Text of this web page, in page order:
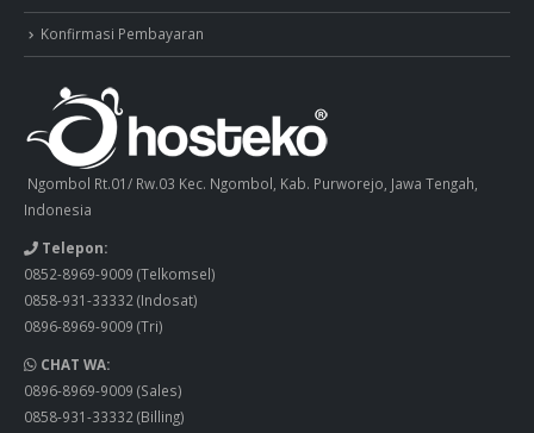
Konfirmasi Pembayaran
Ngombol Rt.01/ Rw.03 Kec. Ngombol, Kab. Purworejo, Jawa Tengah,
Indonesia
Telepon:
0852-8969-9009 (Telkomsel)
0858-931-33332 (Indosat)
0896-8969-9009 (Tri)
CHAT WA:
0896-8969-9009 (Sales)
0858-931-33332 (Billing)